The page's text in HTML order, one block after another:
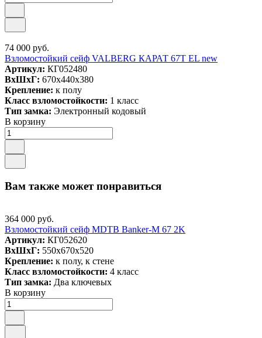
74 000 руб.
Взломостойкий сейф VALBERG КАРАТ 67T EL new
Артикул: КГ052480
ВxШxГ: 670x440x380
Крепление: к полу
Класс взломостойкости: 1 класс
Тип замка: Электронный кодовый
В корзину
Вам также может понравиться
364 000 руб.
Взломостойкий сейф MDTB Banker-M 67 2K
Артикул: КГ052620
ВxШxГ: 550x670x520
Крепление: к полу, к стене
Класс взломостойкости: 4 класс
Тип замка: Два ключевых
В корзину